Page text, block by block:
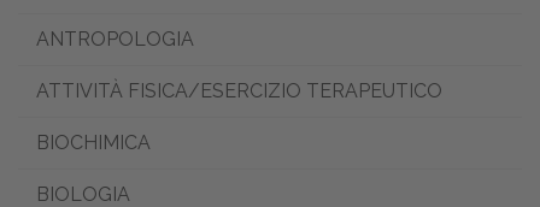
ANTROPOLOGIA
ATTIVITÀ FISICA/ESERCIZIO TERAPEUTICO
BIOCHIMICA
BIOLOGIA